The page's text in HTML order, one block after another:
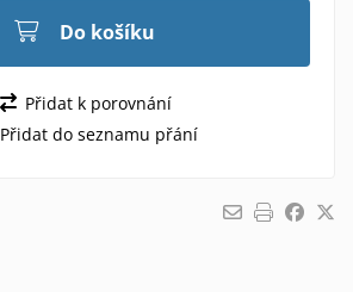
Do košíku
Přidat k porovnání
Přidat do seznamu přání